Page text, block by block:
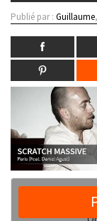
Publié par : Guillaume